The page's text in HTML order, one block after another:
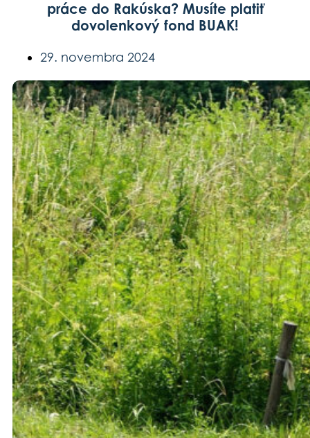
práce do Rakúska? Musíte platiť
dovolenkový fond BUAK!
29. novembra 2024